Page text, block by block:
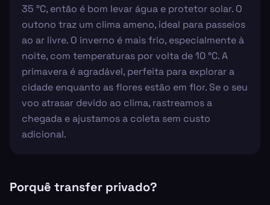
35 °C, então é bom levar água e protetor solar. O
outono traz um clima ameno, ideal para passeios
ao ar livre. O inverno é mais frio, especialmente à
noite, com temperaturas por volta de 10 °C. A
primavera é agradável, perfeita para explorar a
cidade enquanto as flores estão em flor. Se o seu
voo atrasar devido ao clima, rastreamos a
chegada e ajustamos a coleta sem custo
adicional.
Porquê transfer privado?